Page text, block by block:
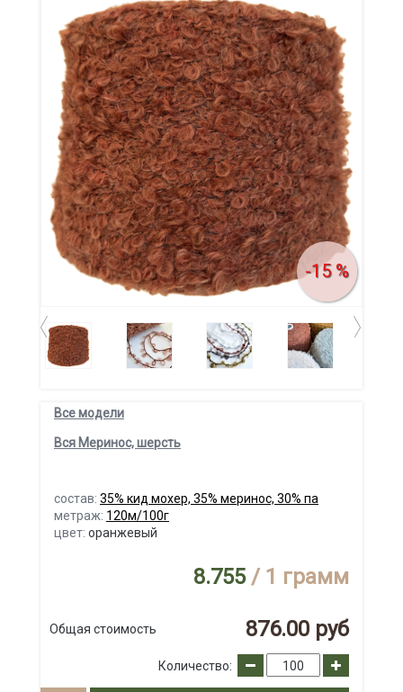
-15 %
Все модели
Вся Меринос, шерсть
состав: 35% кид мохер, 35% меринос, 30% па
метраж: 120м/100г
цвет: оранжевый
8.755/ 1 грамм
Общая стоимость 876.00 руб
Количество: